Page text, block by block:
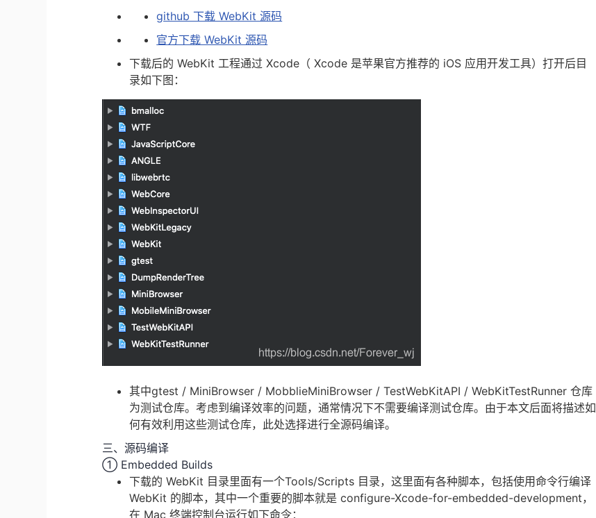
github 下载 WebKit 源码
官方下载 WebKit 源码
下载后的 WebKit 工程通过 Xcode（ Xcode 是苹果官方推荐的 iOS 应用开发工具）打开后目
录如下图：
其中gtest / MiniBrowser / MobblieMiniBrowser / TestWebKitAPI / WebKitTestRunner 仓库
为测试仓库。考虑到编译效率的问题，通常情况下不需要编译测试仓库。由于本文后面将描述如
何有效利用这些测试仓库，此处选择进行全源码编译。
三、源码编译
① Embedded Builds
下载的 WebKit 目录里面有一个Tools/Scripts 目录，这里面有各种脚本，包括使用命令行编译
WebKit 的脚本，其中一个重要的脚本就是 configure-Xcode-for-embedded-development，
在 Mac 终端控制台运行如下命令：